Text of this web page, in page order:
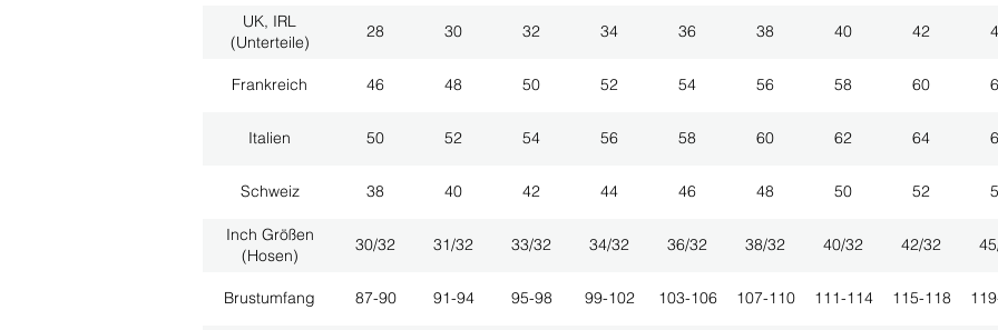
UK, IRL
(Unterteile)
28 30 32 34 36 38 40 42
Frankreich 46 48 50 52 54 56 58 60
Italien 50 52 54 56 58 60 62 64
Schweiz 38 40 42 44 46 48 50 52
Inch Größen
(Hosen)
30/32 31/32 33/32 34/32 36/32 38/32 40/32 42/32
Brustumfang 87-90 91-94 95-98 99-102 103-106 107-110 111-114 115-118